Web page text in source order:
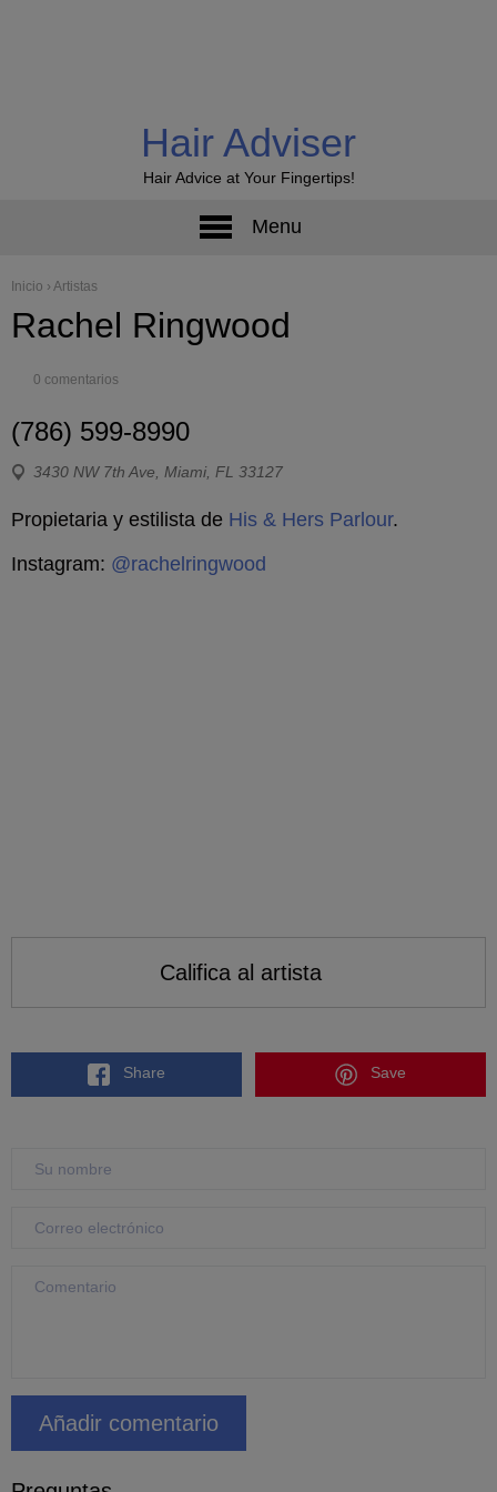
Hair Adviser
Hair Advice at Your Fingertips!
Menu
Inicio › Artistas
Rachel Ringwood
0 comentarios
(786) 599-8990
3430 NW 7th Ave, Miami, FL 33127
Propietaria y estilista de His & Hers Parlour.
Instagram: @rachelringwood
Califica al artista
Share Save